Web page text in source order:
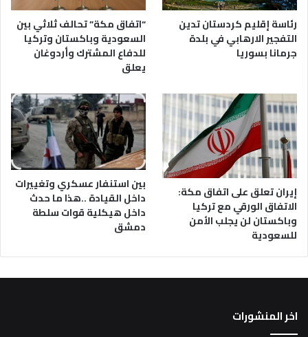
رئاسة إقليم كردستان تدين
التفجير الارهابي في بلدة
جرمانا بسوريا
“اتفاق مكة” تحالف ثلاثي بين
السعودية وباكستان وتركيا
للدفاع المشترك وأردوغان
يعلق
إيران تعلق على اتفاق مكة:
الاتفاق الورقي مع تركيا
وباكستان لن يجلب الأمن
للسعودية
بين استنفار عسكري وتغييرات
داخل القيادة ..هذا ما حدث
داخل هيكلية قوات سلطة
دمشق
اخر المنشورات